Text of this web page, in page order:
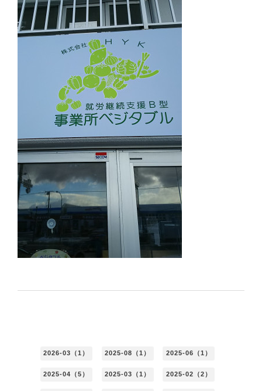
2026-03（1） 2025-08（1） 2025-06（1）
2025-04（5） 2025-03（1） 2025-02（2）